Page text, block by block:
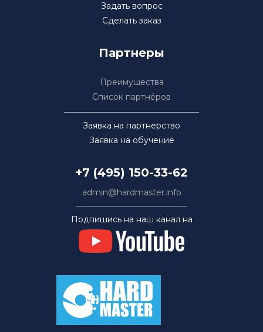
Задать вопрос
Сделать заказ
Партнеры
Преимущества
Список партнёров
Заявка на партнерство
Заявка на обучение
+7 (495) 150-33-62
admin@hardmaster.info
Подпишись на наш канал на